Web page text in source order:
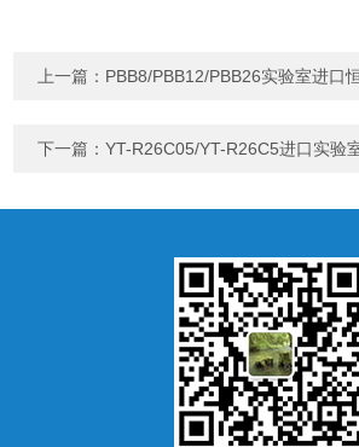
上一篇： PBB8/PBB12/PBB26实验室进口
下一篇：YT-R26C05/YT-R26C5进口实验